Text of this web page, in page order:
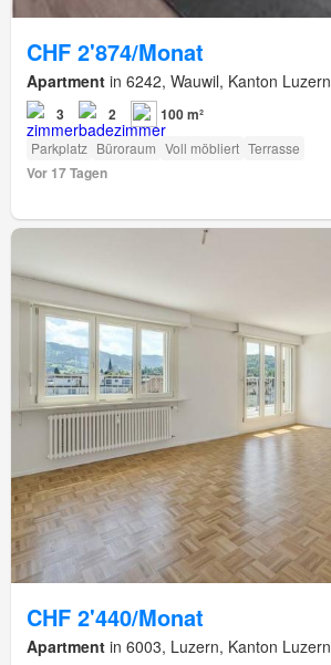
CHF 2'874/Monat
Apartment in 6242, Wauwil, Kanton Luzern
3 2 100 m²
Parkplatz Büroraum Voll möbliert Terrasse
Vor 17 Tagen
CHF 2'440/Monat
Apartment in 6003, Luzern, Kanton Luzern